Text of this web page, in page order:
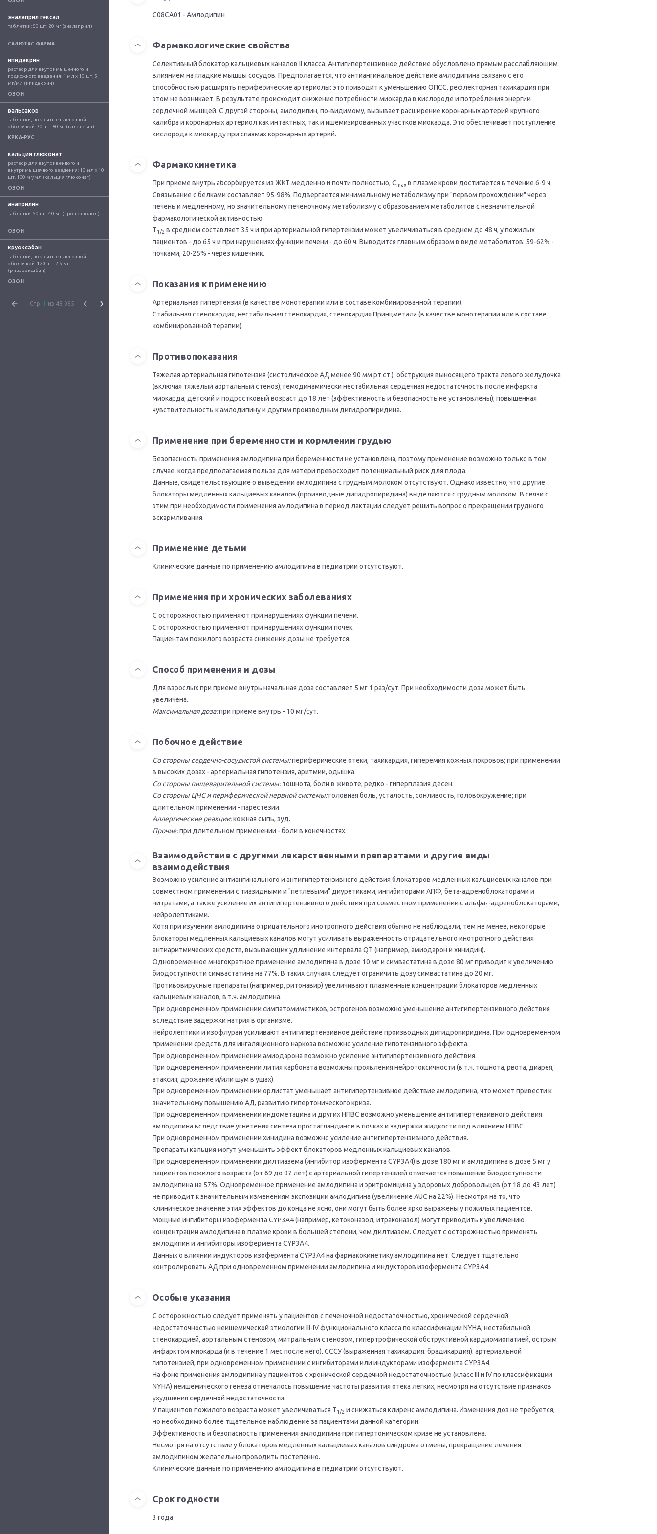
эналаприл гексал
таблетки: 50 шт. 20 мг (эналаприл)
САЛЮТАС ФАРМА
ипидакрин
раствор для внутримышечного и
подкожного введения: 1 мл x 10 шт. 5
мг/мл (ипидакрин)
ОЗОН
вальсакор
таблетки, покрытые плёночной
оболочкой: 30 шт. 80 мг (валсартан)
КРКА-РУС
кальция глюконат
раствор для внутривенного и
внутримышечного введения: 10 мл x 10
шт. 100 мг/мл (кальция глюконат)
ОЗОН
анаприлин
таблетки: 50 шт. 40 мг (пропранолол)
ОЗОН
круоксабан
таблетки, покрытые плёночной
оболочкой: 120 шт. 2.5 мг
(ривароксабан)
ОЗОН
Стр. 1 из 48 085
C08CA01 - Амлодипин
Фармакологические свойства
Селективный блокатор кальциевых каналов II класса. Антигипертензивное действие обусловлено прямым расслабляющим
влиянием на гладкие мышцы сосудов. Предполагается, что антиангинальное действие амлодипина связано с его
способностью расширять периферические артериолы; это приводит к уменьшению ОПСС, рефлекторная тахикардия при
этом не возникает. В результате происходит снижение потребности миокарда в кислороде и потребления энергии
сердечной мышцей. С другой стороны, амлодипин, по-видимому, вызывает расширение коронарных артерий крупного
калибра и коронарных артериол как интактных, так и ишемизированных участков миокарда. Это обеспечивает поступление
кислорода к миокарду при спазмах коронарных артерий.
Фармакокинетика
При приеме внутрь абсорбируется из ЖКТ медленно и почти полностью, Cmax в плазме крови достигается в течение 6-9 ч.
Связывание с белками составляет 95-98%. Подвергается минимальному метаболизму при "первом прохождении" через
печень и медленному, но значительному печеночному метаболизму с образованием метаболитов с незначительной
фармакологической активностью.
T1/2 в среднем составляет 35 ч и при артериальной гипертензии может увеличиваться в среднем до 48 ч, у пожилых
пациентов - до 65 ч и при нарушениях функции печени - до 60 ч. Выводится главным образом в виде метаболитов: 59-62% -
почками, 20-25% - через кишечник.
Показания к применению
Артериальная гипертензия (в качестве монотерапии или в составе комбинированной терапии).
Стабильная стенокардия, нестабильная стенокардия, стенокардия Принцметала (в качестве монотерапии или в составе
комбинированной терапии).
Противопоказания
Тяжелая артериальная гипотензия (систолическое АД менее 90 мм рт.ст.); обструкция выносящего тракта левого желудочка
(включая тяжелый аортальный стеноз); гемодинамически нестабильная сердечная недостаточность после инфаркта
миокарда; детский и подростковый возраст до 18 лет (эффективность и безопасность не установлены); повышенная
чувствительность к амлодипину и другим производным дигидропиридина.
Применение при беременности и кормлении грудью
Безопасность применения амлодипина при беременности не установлена, поэтому применение возможно только в том
случае, когда предполагаемая польза для матери превосходит потенциальный риск для плода.
Данные, свидетельствующие о выведении амлодипина с грудным молоком отсутствуют. Однако известно, что другие
блокаторы медленных кальциевых каналов (производные дигидропиридина) выделяются с грудным молоком. В связи с
этим при необходимости применения амлодипина в период лактации следует решить вопрос о прекращении грудного
вскармливания.
Применение детьми
Клинические данные по применению амлодипина в педиатрии отсутствуют.
Применения при хронических заболеваниях
С осторожностью применяют при нарушениях функции печени.
С осторожностью применяют при нарушениях функции почек.
Пациентам пожилого возраста снижения дозы не требуется.
Способ применения и дозы
Для взрослых при приеме внутрь начальная доза составляет 5 мг 1 раз/сут. При необходимости доза может быть
увеличена.
Максимальная доза:при приеме внутрь - 10 мг/сут.
Побочное действие
Со стороны сердечно-сосудистой системы:периферические отеки, тахикардия, гиперемия кожных покровов; при применении
в высоких дозах - артериальная гипотензия, аритмии, одышка.
Со стороны пищеварительной системы:тошнота, боли в животе; редко - гиперплазия десен.
Со стороны ЦНС и периферической нервной системы:головная боль, усталость, сонливость, головокружение; при
длительном применении - парестезии.
Аллергические реакции:кожная сыпь, зуд.
Прочие:при длительном применении - боли в конечностях.
Взаимодействие с другими лекарственными препаратами и другие виды
взаимодействия
Возможно усиление антиангинального и антигипертензивного действия блокаторов медленных кальциевых каналов при
совместном применении с тиазидными и "петлевыми" диуретиками, ингибиторами АПФ, бета-адреноблокаторами и
нитратами, а также усиление их антигипертензивного действия при совместном применении с альфа1 -адреноблокаторами,
нейролептиками.
Хотя при изучении амлодипина отрицательного инотропного действия обычно не наблюдали, тем не менее, некоторые
блокаторы медленных кальциевых каналов могут усиливать выраженность отрицательного инотропного действия
антиаритмических средств, вызывающих удлинение интервала QT (например, амиодарон и хинидин).
Одновременное многократное применение амлодипина в дозе 10 мг и симвастатина в дозе 80 мг приводит к увеличению
биодоступности симвастатина на 77%. В таких случаях следует ограничить дозу симвастатина до 20 мг.
Противовирусные препараты (например, ритонавир) увеличивают плазменные концентрации блокаторов медленных
кальциевых каналов, в т.ч. амлодипина.
При одновременном применении симпатомиметиков, эстрогенов возможно уменьшение антигипертензивного действия
вследствие задержки натрия в организме.
Нейролептики и изофлуран усиливают антигипертензивное действие производных дигидропиридина. При одновременном
применении средств для ингаляционного наркоза возможно усиление гипотензивного эффекта.
При одновременном применении амиодарона возможно усиление антигипертензивного действия.
При одновременном применении лития карбоната возможны проявления нейротоксичности (в т.ч. тошнота, рвота, диарея,
атаксия, дрожание и/или шум в ушах).
При одновременном применении орлистат уменьшает антигипертензивное действие амлодипина, что может привести к
значительному повышению АД, развитию гипертонического криза.
При одновременном применении индометацина и других НПВС возможно уменьшение антигипертензивного действия
амлодипина вследствие угнетения синтеза простагландинов в почках и задержки жидкости под влиянием НПВС.
При одновременном применении хинидина возможно усиление антигипертензивного действия.
Препараты кальция могут уменьшить эффект блокаторов медленных кальциевых каналов.
При одновременном применении дилтиазема (ингибитор изофермента CYP3A4) в дозе 180 мг и амлодипина в дозе 5 мг у
пациентов пожилого возраста (от 69 до 87 лет) с артериальной гипертензией отмечается повышение биодоступности
амлодипина на 57%. Одновременное применение амлодипина и эритромицина у здоровых добровольцев (от 18 до 43 лет)
не приводит к значительным изменениям экспозиции амлодипина (увеличение AUC на 22%). Несмотря на то, что
клиническое значение этих эффектов до конца не ясно, они могут быть более ярко выражены у пожилых пациентов.
Мощные ингибиторы изофермента CYP3A4 (например, кетоконазол, итраконазол) могут приводить к увеличению
концентрации амлодипина в плазме крови в большей степени, чем дилтиазем. Следует с осторожностью применять
амлодипин и ингибиторы изофермента CYP3A4.
Данных о влиянии индукторов изофермента CYP3A4 на фармакокинетику амлодипина нет. Следует тщательно
контролировать АД при одновременном применении амлодипина и индукторов изофермента CYP3A4.
Особые указания
С осторожностью следует применять у пациентов с печеночной недостаточностью, хронической сердечной
недостаточностью неишемической этиологии III-IV функционального класса по классификации NYHA, нестабильной
стенокардией, аортальным стенозом, митральным стенозом, гипертрофической обструктивной кардиомиопатией, острым
инфарктом миокарда (и в течение 1 мес после него), СССУ (выраженная тахикардия, брадикардия), артериальной
гипотензией, при одновременном применении с ингибиторами или индукторами изофермента CYP3A4.
На фоне применения амлодипина у пациентов с хронической сердечной недостаточностью (класс III и IV по классификации
NYHA) неишемического генеза отмечалось повышение частоты развития отека легких, несмотря на отсутствие признаков
ухудшения сердечной недостаточности.
У пациентов пожилого возраста может увеличиваться T1/2 и снижаться клиренс амлодипина. Изменения доз не требуется,
но необходимо более тщательное наблюдение за пациентами данной категории.
Эффективность и безопасность применения амлодипина при гипертоническом кризе не установлена.
Несмотря на отсутствие у блокаторов медленных кальциевых каналов синдрома отмены, прекращение лечения
амлодипином желательно проводить постепенно.
Клинические данные по применению амлодипина в педиатрии отсутствуют.
Срок годности
3 года